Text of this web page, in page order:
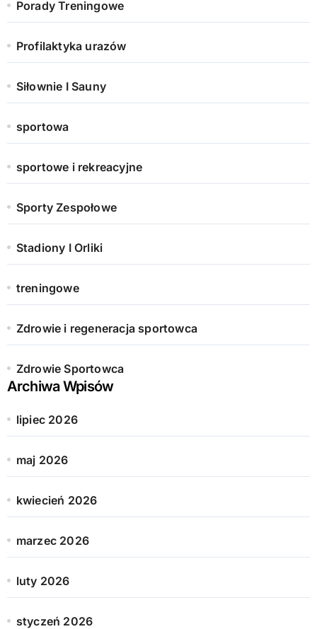
Porady Treningowe
Profilaktyka urazów
Siłownie I Sauny
sportowa
sportowe i rekreacyjne
Sporty Zespołowe
Stadiony I Orliki
treningowe
Zdrowie i regeneracja sportowca
Zdrowie Sportowca
Archiwa Wpisów
lipiec 2026
maj 2026
kwiecień 2026
marzec 2026
luty 2026
styczeń 2026